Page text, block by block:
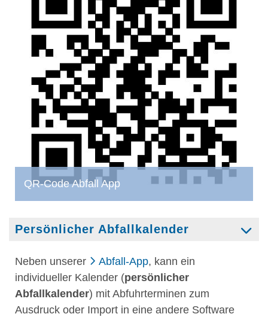
QR-Code Abfall App
Persönlicher Abfallkalender
Neben unserer Abfall-App, kann ein
individueller Kalender (persönlicher
Abfallkalender) mit Abfuhrterminen zum
Ausdruck oder Import in eine andere Software